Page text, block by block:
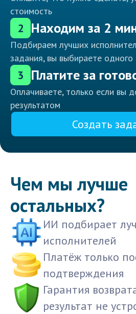
стоимость
2 Находим за 2
Подбираем лучших
задания, вы выбираете одного
3 Платите за
Оплачиваете, только если вы
результатом
Создать
Чем мы лучше
остальных?
ИИ подбирает
исполнителей
Платёж только
подтверждения
Гарантия
результат не